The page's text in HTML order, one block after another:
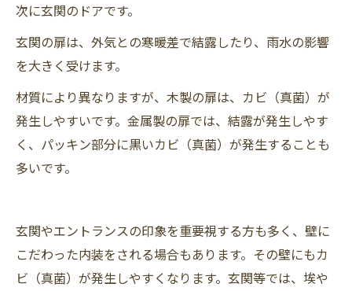
次に玄関のドアです。
玄関の扉は、外気との寒暖差で結露したり、雨水の影響
を大きく受けます。
材質により異なりますが、木製の扉は、カビ（真菌）が
発生しやすいです。金属製の扉では、結露が発生しやす
く、パッキン部分に黒いカビ（真菌）が発生することも
多いです。
玄関やエントランスの印象を重要視する方も多く、壁に
こだわった内装をされる場合もあります。その壁にもカ
ビ（真菌）が発生しやすくなります。玄関等では、埃や